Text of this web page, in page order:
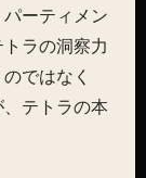
ーティメン
ラの洞察力
ではなく
、テトラの本